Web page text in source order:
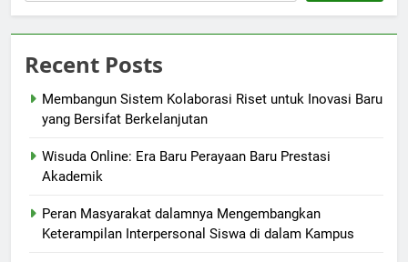
Recent Posts
Membangun Sistem Kolaborasi Riset untuk Inovasi Baru
yang Bersifat Berkelanjutan
Wisuda Online: Era Baru Perayaan Baru Prestasi
Akademik
Peran Masyarakat dalamnya Mengembangkan
Keterampilan Interpersonal Siswa di dalam Kampus